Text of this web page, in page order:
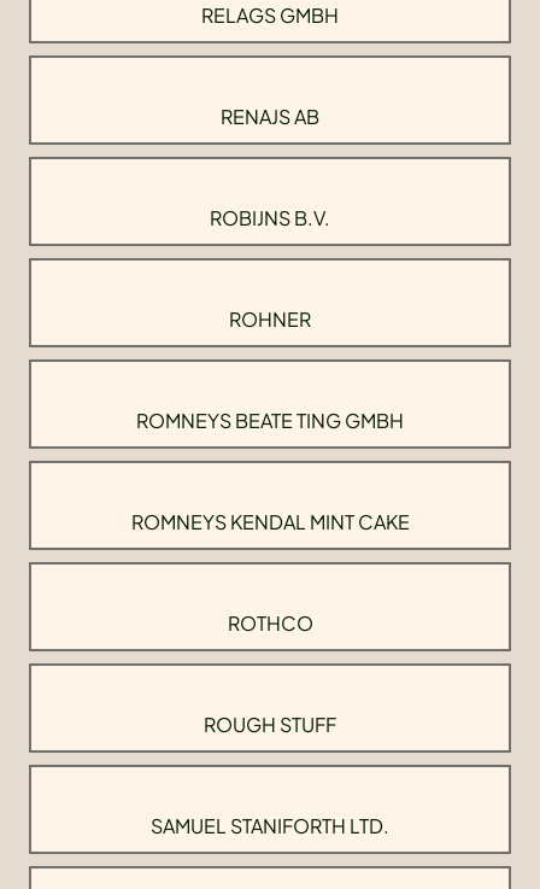
RELAGS GMBH
RENAJS AB
ROBIJNS B.V.
ROHNER
ROMNEYS BEATE TING GMBH
ROMNEYS KENDAL MINT CAKE
ROTHCO
ROUGH STUFF
SAMUEL STANIFORTH LTD.